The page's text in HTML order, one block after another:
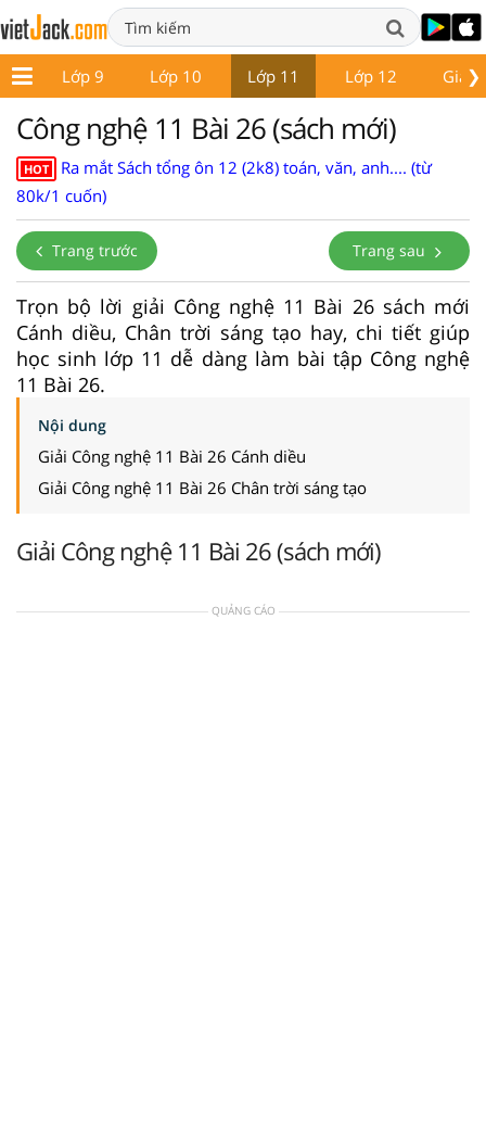
❯
8 Lớp 9 Lớp 10 Lớp 11 Lớp 12 Giáo
Công nghệ 11 Bài 26 (sách mới)
HOT
Ra mắt Sách tổng ôn 12 (2k8) toán, văn, anh.... (từ
80k/1 cuốn)
Trang trước Trang sau
Trọn bộ lời giải Công nghệ 11 Bài 26 sách mới
Cánh diều, Chân trời sáng tạo hay, chi tiết giúp
học sinh lớp 11 dễ dàng làm bài tập Công nghệ
11 Bài 26.
Nội dung
Giải Công nghệ 11 Bài 26 Cánh diều
Giải Công nghệ 11 Bài 26 Chân trời sáng tạo
Giải Công nghệ 11 Bài 26 (sách mới)
QUẢNG CÁO